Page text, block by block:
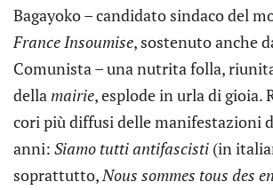
Bagayoko – candidato sindaco del
France Insoumise, sostenuto anche
Comunista – una nutrita folla,
dellamairie, esplode in urla di gioia.
cori più diffusi delle manifestazioni
anni: Siamo tutti antifascisti (in
soprattutto,Nous sommes tous des